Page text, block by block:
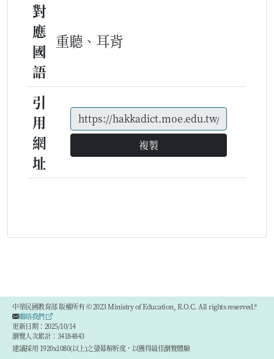
對
應
國
語
重聽、耳背
引
用
網
址
複製
中華民國教育部 版權所有 © 2023 Ministry of Education, R.O.C. All rights reserved.®
聯絡我們
更新日期：2025/10/14
瀏覽人次累計：34184843
建議採用 1920x1080(以上)之螢幕解析度，以獲得最佳瀏覽體驗